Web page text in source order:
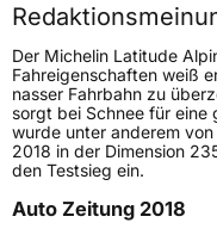
Höchstgeschwindigkeit
Lastindex109
Höchstlast1030 kg
Gewicht (in kg)15,533
Generelle Merkmale
Der Michelin Latitude
Fahreigenschaften weiß
nasser Fahrbahn zu
sorgt bei Schnee für eine
wurde unter anderem
2018 in der Dimension
den Testsieg ein.
Auto Zeitung 2018